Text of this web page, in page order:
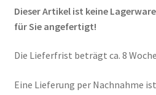
Dieser Artikel ist keine
für Sie angefertigt!
Die Lieferfrist beträgt ca. 8
Eine Lieferung per Nachnahme